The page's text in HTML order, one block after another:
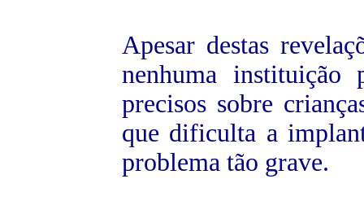
Apesar destas
nenhuma instituição
precisos sobre
que dificulta a
problema tão grave.